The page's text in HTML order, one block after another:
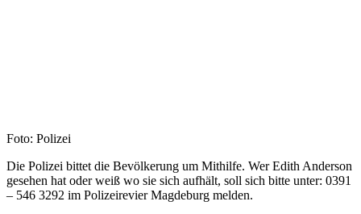
Foto: Polizei
Die Polizei bittet die Bevölkerung um Mithilfe. Wer Edith Anderson
gesehen hat oder weiß wo sie sich aufhält, soll sich bitte unter: 0391
– 546 3292 im Polizeirevier Magdeburg melden.